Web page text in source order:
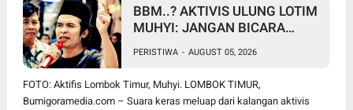
BBM..? AKTIVIS ULUNG LOTIM
MUHYI: JANGAN BICARA
BUPATI WAJIB CARI SOLUSI,
BUKAN SURUH RAKYAT DIAM
DI RUMAH
PERISTIWA - AUGUST 05, 2026
FOTO: Aktifis Lombok Timur, Muhyi. LOMBOK TIMUR,
Bumigoramedia.com – Suara keras meluap dari kalangan aktivis